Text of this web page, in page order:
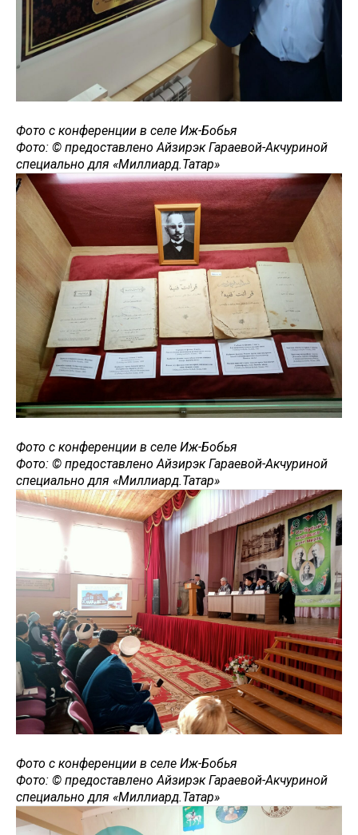
Фото с конференции в селе Иж-Бобья
Фото: © предоставлено Айзирэк Гараевой-Акчуриной
специально для «Миллиард.Татар»
Фото с конференции в селе Иж-Бобья
Фото: © предоставлено Айзирэк Гараевой-Акчуриной
специально для «Миллиард.Татар»
Фото с конференции в селе Иж-Бобья
Фото: © предоставлено Айзирэк Гараевой-Акчуриной
специально для «Миллиард.Татар»